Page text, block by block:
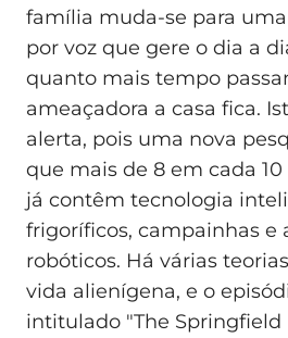
família muda-se para
por voz que gere o dia a
quanto mais tempo
ameaçadora a casa fica.
alerta, pois uma nova
que mais de 8 em cada
já contêm tecnologia
frigoríficos, campainhas e
robóticos. Há várias
vida alienígena, e o
intitulado "The Springfield